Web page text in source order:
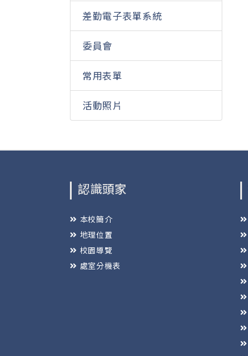
差勤電子表單系統
委員會
常用表單
活動照片
認識頭家
本校簡介
地理位置
校園導覽
處室分機表